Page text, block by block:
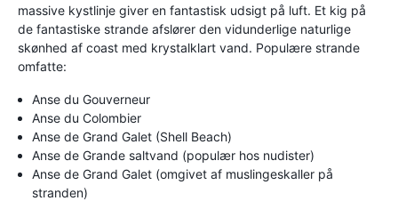
massive kystlinje giver en fantastisk udsigt på luft. Et kig på
de fantastiske strande afslører den vidunderlige naturlige
skønhed af coast med krystalklart vand. Populære strande
omfatte:
Anse du Gouverneur
Anse du Colombier
Anse de Grand Galet (Shell Beach)
Anse de Grande saltvand (populær hos nudister)
Anse de Grand Galet (omgivet af muslingeskaller på
stranden)